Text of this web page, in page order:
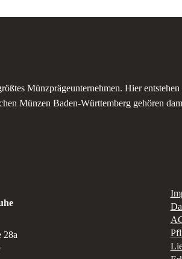
Münzprägeunternehmen. Hier
Münzen Baden-Württemberg gehören
28a